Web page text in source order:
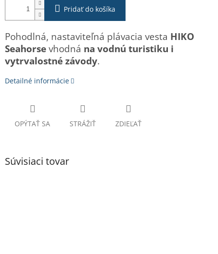
Pridať do košíka
Pohodlná, nastaviteľná plávacia vesta HIKO
Seahorse vhodná na vodnú turistiku i
vytrvalostné závody.
Detailné informácie
OPÝTAŤ SA STRÁŽIŤ ZDIEĽAŤ
Súvisiaci tovar